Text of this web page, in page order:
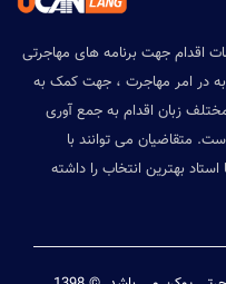
اقدام جهت برنامه های مهاجرتی
در امر مهاجرت ، جهت کمک به
زبان اقدام به جمع آوری
متقاضیان می توانند با
بهترین انتخاب را داشته